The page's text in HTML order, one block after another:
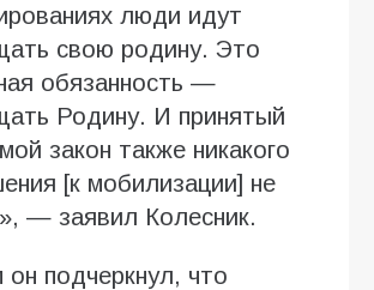
люди идут
свою родину. Это
обязанность —
Родину. И принятый
закон также никакого
[к мобилизации] не
— заявил Колесник.
подчеркнул, что